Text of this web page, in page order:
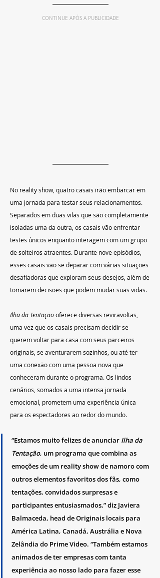
CONTINUE APÓS A PUBLICIDADE
No reality show, quatro casais irão embarcar em
uma jornada para testar seus relacionamentos.
Separados em duas vilas que são completamente
isoladas uma da outra, os casais vão enfrentar
testes únicos enquanto interagem com um grupo
de solteiros atraentes. Durante nove episódios,
esses casais vão se deparar com várias situações
desafiadoras que exploram seus desejos, além de
tomarem decisões que podem mudar suas vidas.
Ilha da Tentação oferece diversas reviravoltas,
uma vez que os casais precisam decidir se
querem voltar para casa com seus parceiros
originais, se aventurarem sozinhos, ou até ter
uma conexão com uma pessoa nova que
conheceram durante o programa. Os lindos
cenários, somados a uma intensa jornada
emocional, prometem uma experiência única
para os espectadores ao redor do mundo.
“Estamos muito felizes de anunciar Ilha da
Tentação, um programa que combina as
emoções de um reality show de namoro com
outros elementos favoritos dos fãs, como
tentações, convidados surpresas e
participantes entusiasmados,” diz Javiera
Balmaceda, head de Originais locais para
América Latina, Canadá, Austrália e Nova
Zelândia do Prime Video. “Também estamos
animados de ter empresas com tanta
experiência ao nosso lado para fazer esse